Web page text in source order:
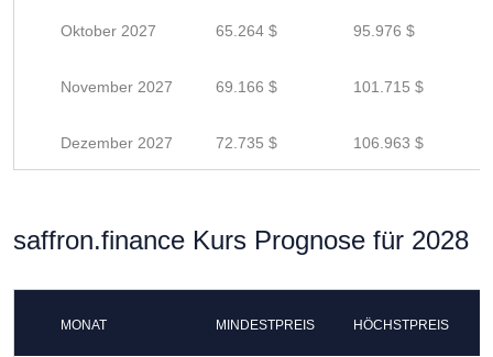
Oktober 2027 65.264 $ 95.976 $
November 2027 69.166 $ 101.715 $
Dezember 2027 72.735 $ 106.963 $
saffron.finance Kurs Prognose für 2028
MONAT MINDESTPREIS HÖCHSTPREIS